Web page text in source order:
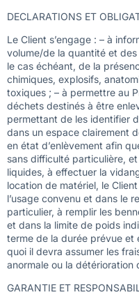
DECLARATIONS ET
Le Client s’engage : – à
volume/de la quantité et
le cas échéant, de la
chimiques, explosifs,
toxiques ; – à permettre au
déchets destinés à être
permettant de les identifier
dans un espace clairement
en état d’enlèvement afin
sans difficulté particulière,
liquides, à effectuer la
location de matériel, le
l’usage convenu et dans le
particulier, à remplir les
et dans la limite de poids
terme de la durée prévue et
quoi il devra assumer les
anormale ou la détérioration
GARANTIE ET